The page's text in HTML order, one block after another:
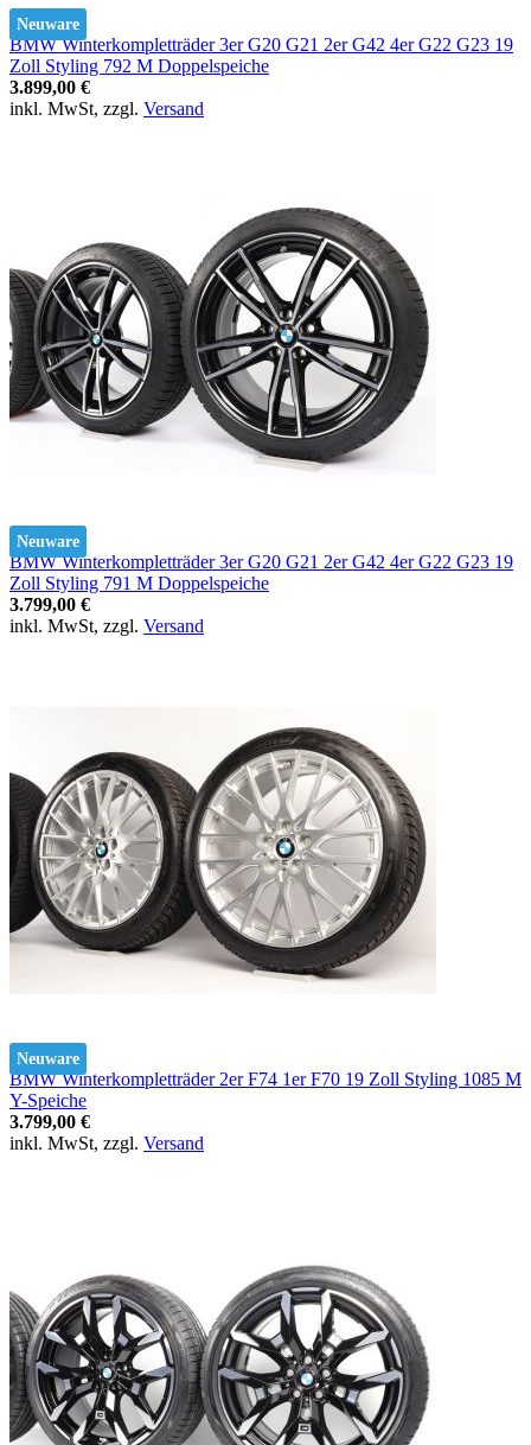
Neuware
BMW Winterkompletträder 3er G20 G21 2er G42 4er G22 G23 19
Zoll Styling 792 M Doppelspeiche
3.899,00 €
inkl. MwSt, zzgl. Versand
Neuware
BMW Winterkompletträder 3er G20 G21 2er G42 4er G22 G23 19
Zoll Styling 791 M Doppelspeiche
3.799,00 €
inkl. MwSt, zzgl. Versand
Neuware
BMW Winterkompletträder 2er F74 1er F70 19 Zoll Styling 1085 M
Y-Speiche
3.799,00 €
inkl. MwSt, zzgl. Versand